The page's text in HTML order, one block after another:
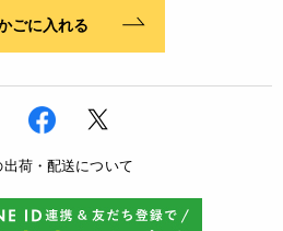
ごに入れる
荷・配送について